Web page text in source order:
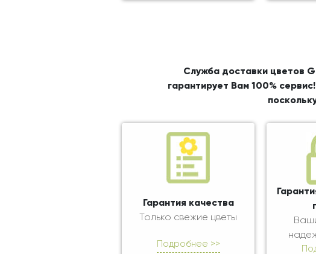
Служба доставки цветов
гарантирует Вам 100%
Гарантия качества
Только свежие цветы
Подробнее >>